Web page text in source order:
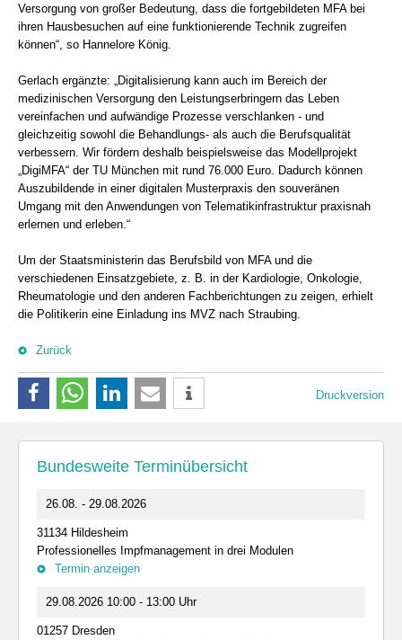
Versorgung von großer Bedeutung, dass die fortgebildeten MFA bei
ihren Hausbesuchen auf eine funktionierende Technik zugreifen
können“, so Hannelore König.
Gerlach ergänzte: „Digitalisierung kann auch im Bereich der
medizinischen Versorgung den Leistungserbringern das Leben
vereinfachen und aufwändige Prozesse verschlanken - und
gleichzeitig sowohl die Behandlungs- als auch die Berufsqualität
verbessern. Wir fördern deshalb beispielsweise das Modellprojekt
„DigiMFA“ der TU München mit rund 76.000 Euro. Dadurch können
Auszubildende in einer digitalen Musterpraxis den souveränen
Umgang mit den Anwendungen von Telematikinfrastruktur praxisnah
erlernen und erleben.“
Um der Staatsministerin das Berufsbild von MFA und die
verschiedenen Einsatzgebiete, z. B. in der Kardiologie, Onkologie,
Rheumatologie und den anderen Fachberichtungen zu zeigen, erhielt
die Politikerin eine Einladung ins MVZ nach Straubing.
Zurück
Druckversion
Bundesweite Terminübersicht
26.08. - 29.08.2026
31134 Hildesheim
Professionelles Impfmanagement in drei Modulen
Termin anzeigen
29.08.2026 10:00 - 13:00 Uhr
01257 Dresden